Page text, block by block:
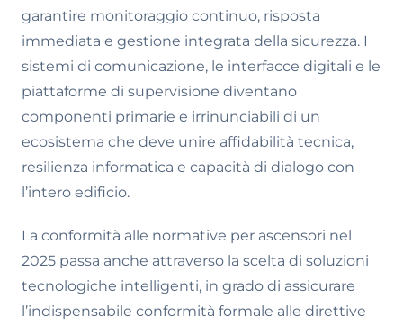
garantire monitoraggio continuo, risposta
immediata e gestione integrata della sicurezza. I
sistemi di comunicazione, le interfacce digitali e le
piattaforme di supervisione diventano
componenti primarie e irrinunciabili di un
ecosistema che deve unire affidabilità tecnica,
resilienza informatica e capacità di dialogo con
l’intero edificio.
La conformità alle normative per ascensori nel
2025 passa anche attraverso la scelta di soluzioni
tecnologiche intelligenti, in grado di assicurare
l’indispensabile conformità formale alle direttive